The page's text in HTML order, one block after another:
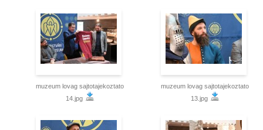
muzeum lovag sajtotajekoztato
14.jpg
muzeum lovag sajtotajekoztato
13.jpg